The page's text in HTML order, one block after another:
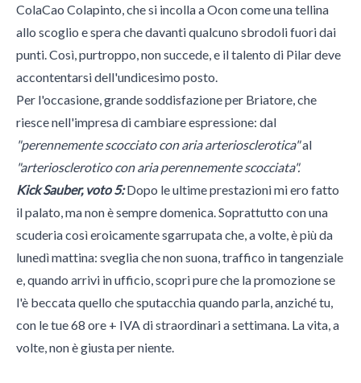
ColaCao Colapinto, che si incolla a Ocon come una tellina
allo scoglio e spera che davanti qualcuno sbrodoli fuori dai
punti. Così, purtroppo, non succede, e il talento di Pilar deve
accontentarsi dell'undicesimo posto.
Per l'occasione, grande soddisfazione per Briatore, che
riesce nell'impresa di cambiare espressione: dal
"perennemente scocciato con aria arteriosclerotica"al
"arteriosclerotico con aria perennemente scocciata".
Kick Sauber, voto 5:Dopo le ultime prestazioni mi ero fatto
il palato, ma non è sempre domenica. Soprattutto con una
scuderia così eroicamente sgarrupata che, a volte, è più da
lunedì mattina: sveglia che non suona, traffico in tangenziale
e, quando arrivi in ufficio, scopri pure che la promozione se
l'è beccata quello che sputacchia quando parla, anziché tu,
con le tue 68 ore + IVA di straordinari a settimana. La vita, a
volte, non è giusta per niente.